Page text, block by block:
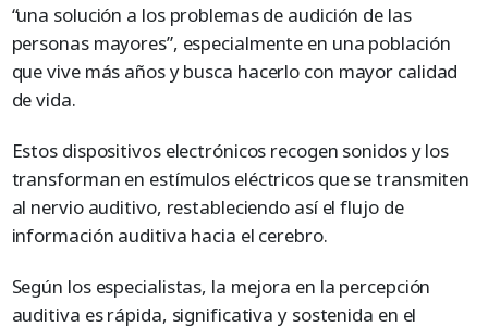
“una solución a los problemas de audición de las
personas mayores”, especialmente en una población
que vive más años y busca hacerlo con mayor calidad
de vida.
Estos dispositivos electrónicos recogen sonidos y los
transforman en estímulos eléctricos que se transmiten
al nervio auditivo, restableciendo así el flujo de
información auditiva hacia el cerebro.
Según los especialistas, la mejora en la percepción
auditiva es rápida, significativa y sostenida en el